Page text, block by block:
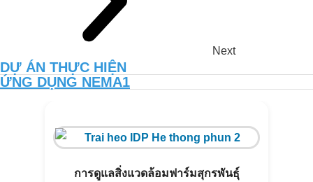
Next
DỰ ÁN THỰC HIỆN
ỨNG DỤNG NEMA1
การดูแลสิ่งแวดล้อมฟาร์มสุกรพันธุ์